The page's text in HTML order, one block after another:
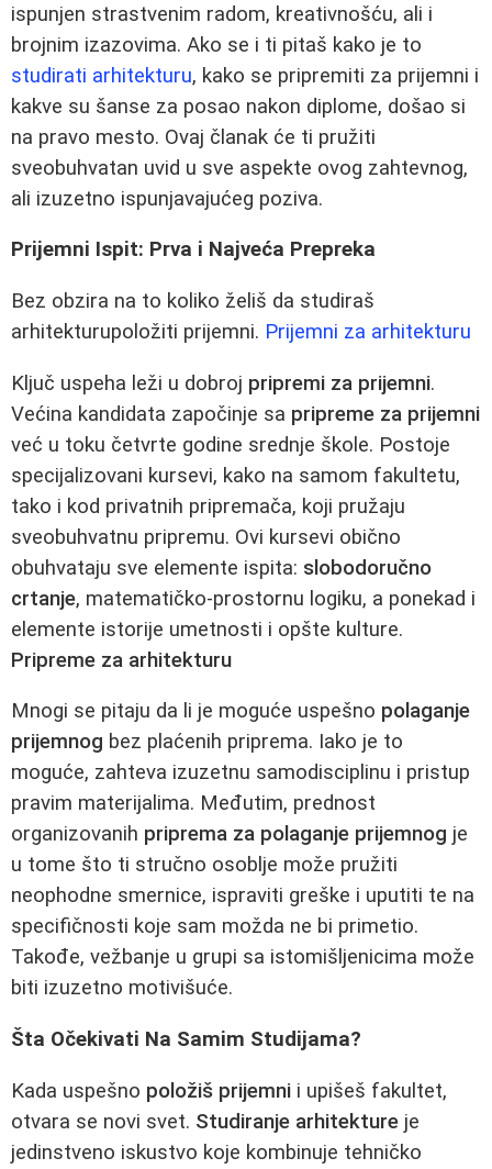
ispunjen strastvenim radom, kreativnošću, ali i
brojnim izazovima. Ako se i ti pitaš kako je to
studirati arhitekturu, kako se pripremiti za prijemni i
kakve su šanse za posao nakon diplome, došao si
na pravo mesto. Ovaj članak će ti pružiti
sveobuhvatan uvid u sve aspekte ovog zahtevnog,
ali izuzetno ispunjavajućeg poziva.
Prijemni Ispit: Prva i Najveća Prepreka
Bez obzira na to koliko želiš da studiraš
arhitekturupoložiti prijemni. Prijemni za arhitekturu
Ključ uspeha leži u dobroj pripremi za prijemni.
Većina kandidata započinje sa pripreme za prijemni
već u toku četvrte godine srednje škole. Postoje
specijalizovani kursevi, kako na samom fakultetu,
tako i kod privatnih pripremača, koji pružaju
sveobuhvatnu pripremu. Ovi kursevi obično
obuhvataju sve elemente ispita: slobodoručno
crtanje, matematičko-prostornu logiku, a ponekad i
elemente istorije umetnosti i opšte kulture.
Pripreme za arhitekturu
Mnogi se pitaju da li je moguće uspešno polaganje
prijemnog bez plaćenih priprema. Iako je to
moguće, zahteva izuzetnu samodisciplinu i pristup
pravim materijalima. Međutim, prednost
organizovanih priprema za polaganje prijemnog je
u tome što ti stručno osoblje može pružiti
neophodne smernice, ispraviti greške i uputiti te na
specifičnosti koje sam možda ne bi primetio.
Takođe, vežbanje u grupi sa istomišljenicima može
biti izuzetno motivišuće.
Šta Očekivati Na Samim Studijama?
Kada uspešno položiš prijemni i upišeš fakultet,
otvara se novi svet. Studiranje arhitekture je
jedinstveno iskustvo koje kombinuje tehničko